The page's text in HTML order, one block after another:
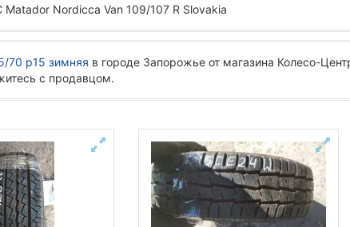
Nordicca Van 109/107 R Slovakia
70 р15 зимняя в городе Запорожье от магазина Колесо-
с продавцом.